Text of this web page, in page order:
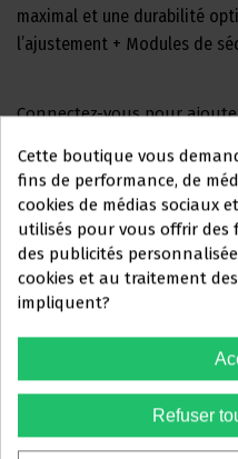
Ce site
Vous devez
êtes un
maximal et une durabilité
l’ajustement + Modules de
Connectez-vous pour
ORTOLAN
aider avec tout ce dont
recherchiez plus
vous ayez des questions
souhaitiez simplement en
Cette boutique vous
fins de performance, de
cookies de médias sociaux
utilisés pour vous offrir des
des publicités
cookies et au traitement
impliquent?
Refuser